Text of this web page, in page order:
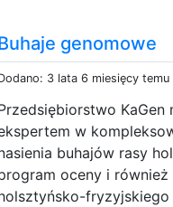
genomowe
3 lata 6 miesięcy temu
KaGen
w
buhajów rasy
oceny i również
fryzyjskiego